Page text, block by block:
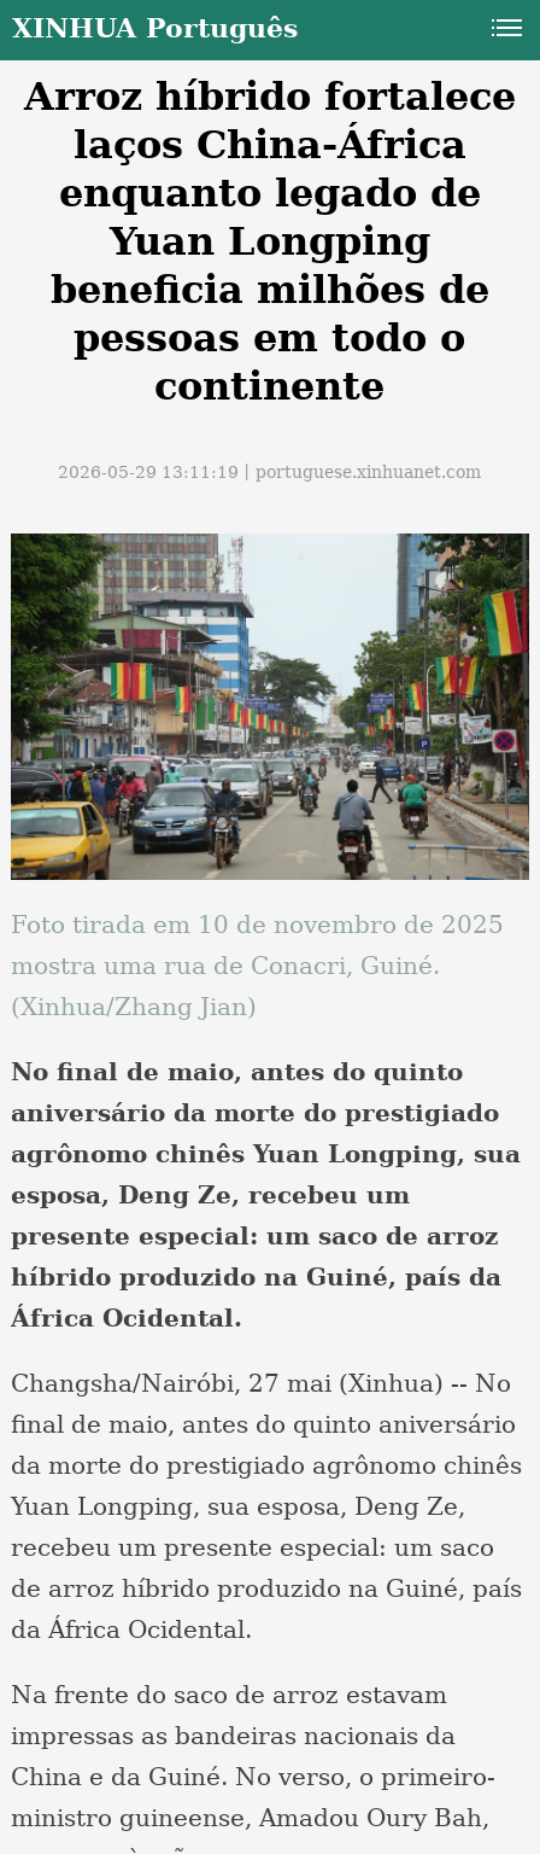
XINHUA Português
Arroz híbrido fortalece
laços China-África
enquanto legado de
Yuan Longping
beneficia milhões de
pessoas em todo o
continente
2026-05-29 13:11:19丨portuguese.xinhuanet.com
Foto tirada em 10 de novembro de 2025
mostra uma rua de Conacri, Guiné.
(Xinhua/Zhang Jian)
No final de maio, antes do quinto
aniversário da morte do prestigiado
agrônomo chinês Yuan Longping, sua
esposa, Deng Ze, recebeu um
presente especial: um saco de arroz
híbrido produzido na Guiné, país da
África Ocidental.
Changsha/Nairóbi, 27 mai (Xinhua) -- No
final de maio, antes do quinto aniversário
da morte do prestigiado agrônomo chinês
Yuan Longping, sua esposa, Deng Ze,
recebeu um presente especial: um saco
de arroz híbrido produzido na Guiné, país
da África Ocidental.
Na frente do saco de arroz estavam
impressas as bandeiras nacionais da
China e da Guiné. No verso, o primeiro-
ministro guineense, Amadou Oury Bah,